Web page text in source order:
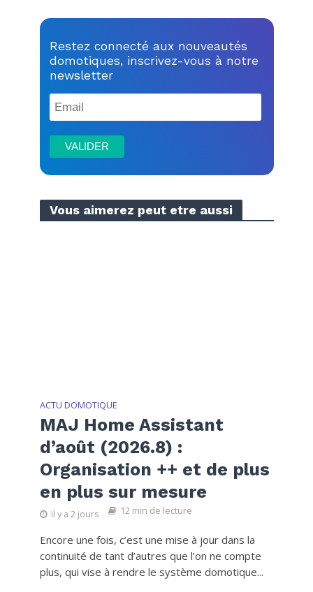
Restez connecté aux nouveautés
domotiques, inscrivez-vous à notre
newsletter
Vous aimerez peut etre aussi
ACTU DOMOTIQUE
MAJ Home Assistant
d’août (2026.8) :
Organisation ++ et de plus
en plus sur mesure
il y a 2 jours 12 min de lecture
Encore une fois, c’est une mise à jour dans la
continuité de tant d’autres que l’on ne compte
plus, qui vise à rendre le système domotique...